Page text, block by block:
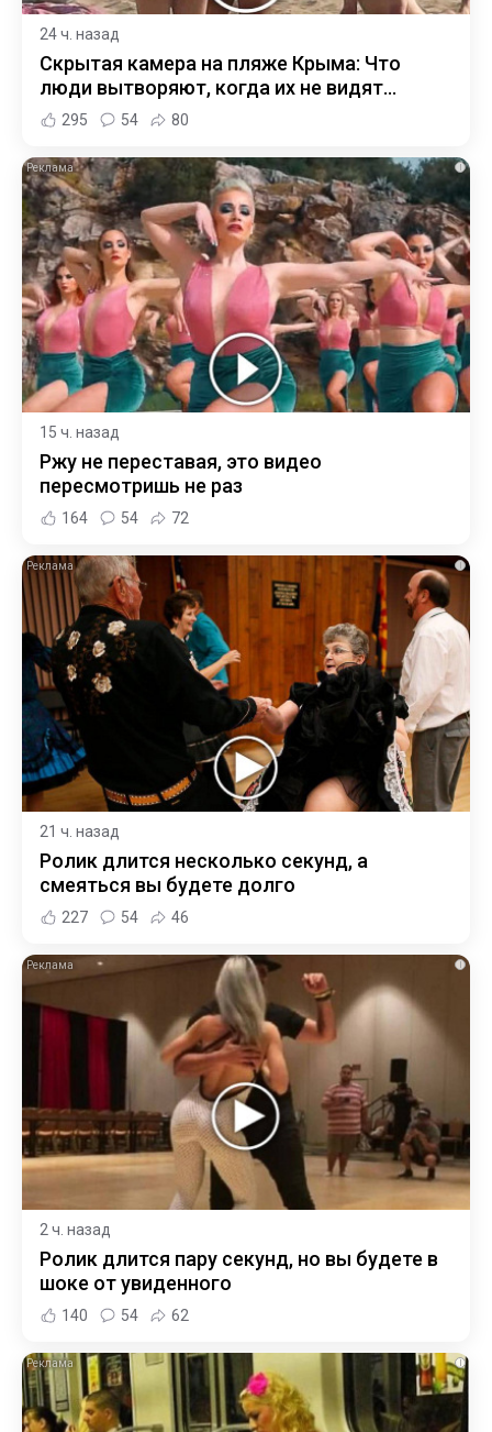
24 ч. назад
Скрытая камера на пляже Крыма: Что
люди вытворяют, когда их не видят...
295 54 80
i
15 ч. назад
Ржу не переставая, это видео
пересмотришь не раз
164 54 72
i
21 ч. назад
Ролик длится несколько секунд, а
смеяться вы будете долго
227 54 46
i
2 ч. назад
Ролик длится пару секунд, но вы будете в
шоке от увиденного
140 54 62
i